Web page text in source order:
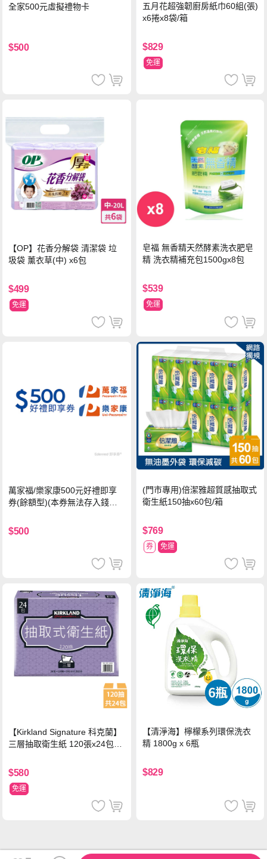
全家500元虛擬禮物卡
$500
五月花超強韌廚房紙巾60組(張)
x6捲x8袋/箱
$829
免運
【OP】花香分解袋 清潔袋 垃
圾袋 薰衣草(中) x6包
$499
免運
皂福 無香精天然酵素洗衣肥皂
精 洗衣精補充包1500gx8包
$539
免運
萬家福/樂家康500元好禮即享
券(餘額型)(本券無法存入錢包
$500
(門市專用)倍潔雅超質感抽取式
衛生紙150抽x60包/箱
$769
券 免運
【Kirkland Signature 科克蘭】
三層抽取衛生紙 120張x24包x1
$580
免運
【清淨海】檸檬系列環保洗衣
精 1800g x 6瓶
$829